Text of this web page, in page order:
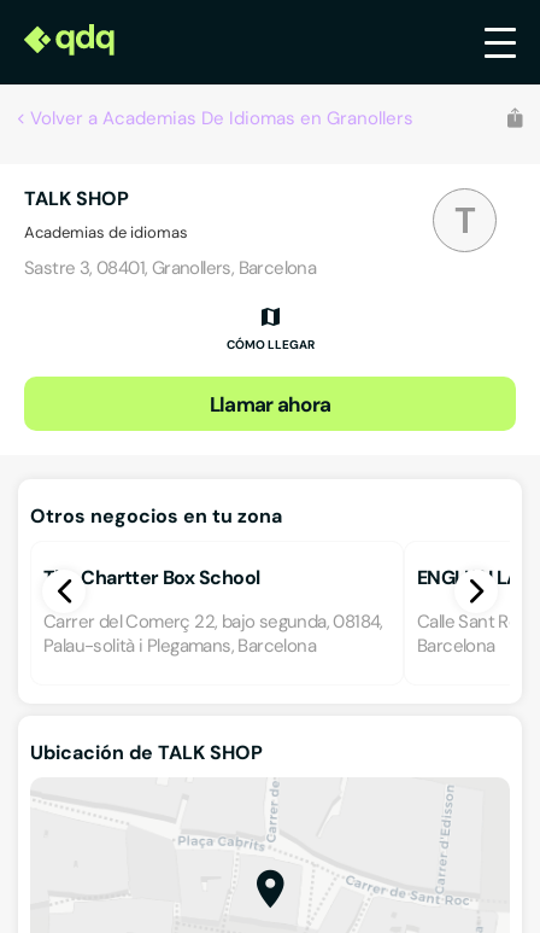
Volver a Academias De Idiomas en Granollers
T
TALK SHOP
Academias de idiomas
Sastre 3, 08401, Granollers, Barcelona
CÓMO LLEGAR
Llamar ahora
Otros negocios en tu zona
The Chartter Box School
Carrer del Comerç 22, bajo segunda, 08184,
Palau-solità i Plegamans, Barcelona
ENGLISH
Calle Sant Roc
Barcelona
Ubicación de TALK SHOP